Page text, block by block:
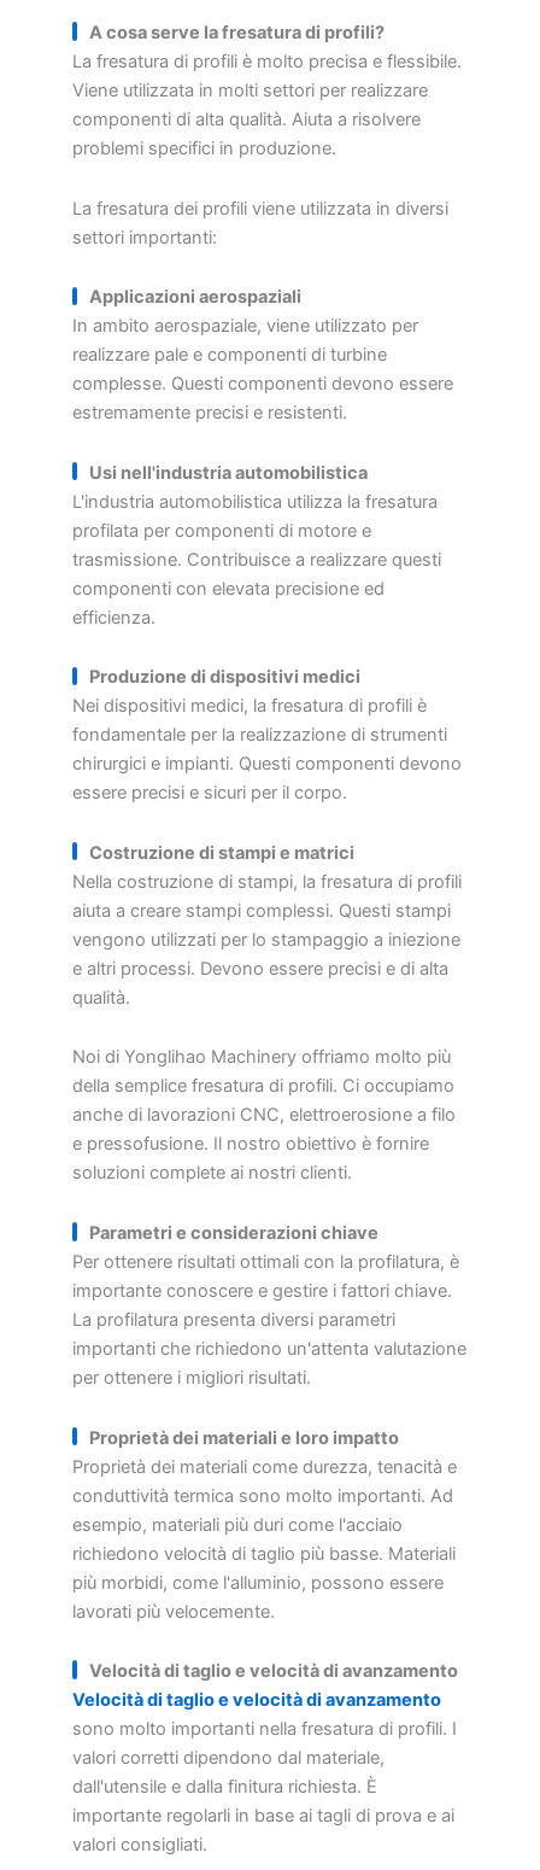
A cosa serve la fresatura di profili?
La fresatura di profili è molto precisa e flessibile.
Viene utilizzata in molti settori per realizzare
componenti di alta qualità. Aiuta a risolvere
problemi specifici in produzione.
La fresatura dei profili viene utilizzata in diversi
settori importanti:
Applicazioni aerospaziali
In ambito aerospaziale, viene utilizzato per
realizzare pale e componenti di turbine
complesse. Questi componenti devono essere
estremamente precisi e resistenti.
Usi nell'industria automobilistica
L'industria automobilistica utilizza la fresatura
profilata per componenti di motore e
trasmissione. Contribuisce a realizzare questi
componenti con elevata precisione ed
efficienza.
Produzione di dispositivi medici
Nei dispositivi medici, la fresatura di profili è
fondamentale per la realizzazione di strumenti
chirurgici e impianti. Questi componenti devono
essere precisi e sicuri per il corpo.
Costruzione di stampi e matrici
Nella costruzione di stampi, la fresatura di profili
aiuta a creare stampi complessi. Questi stampi
vengono utilizzati per lo stampaggio a iniezione
e altri processi. Devono essere precisi e di alta
qualità.
Noi di Yonglihao Machinery offriamo molto più
della semplice fresatura di profili. Ci occupiamo
anche di lavorazioni CNC, elettroerosione a filo
e pressofusione. Il nostro obiettivo è fornire
soluzioni complete ai nostri clienti.
Parametri e considerazioni chiave
Per ottenere risultati ottimali con la profilatura, è
importante conoscere e gestire i fattori chiave.
La profilatura presenta diversi parametri
importanti che richiedono un'attenta valutazione
per ottenere i migliori risultati.
Proprietà dei materiali e loro impatto
Proprietà dei materiali come durezza, tenacità e
conduttività termica sono molto importanti. Ad
esempio, materiali più duri come l'acciaio
richiedono velocità di taglio più basse. Materiali
più morbidi, come l'alluminio, possono essere
lavorati più velocemente.
Velocità di taglio e velocità di avanzamento
Velocità di taglio e velocità di avanzamento
sono molto importanti nella fresatura di profili. I
valori corretti dipendono dal materiale,
dall'utensile e dalla finitura richiesta. È
importante regolarli in base ai tagli di prova e ai
valori consigliati.